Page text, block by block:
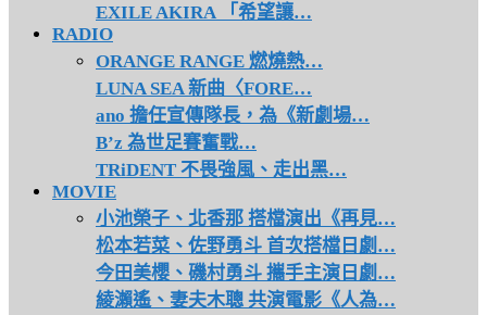
EXILE AKIRA 「希望讓…
RADIO
ORANGE RANGE 燃燒熱…
LUNA SEA 新曲〈FORE…
ano 擔任宣傳隊長，為《新劇場…
B’z 為世足賽奮戰…
TRiDENT 不畏強風、走出黑…
MOVIE
小池榮子、北香那 搭檔演出《再見…
松本若菜、佐野勇斗 首次搭檔日劇…
今田美櫻、磯村勇斗 攜手主演日劇…
綾瀨遙、妻夫木聰 共演電影《人為…